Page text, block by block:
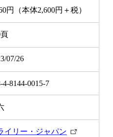
円（本体2,600円＋税）
07/26
4-8144-0015-7
イリー・ジャパン
外